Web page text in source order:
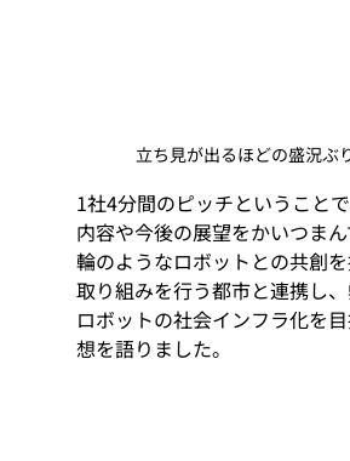
立ち見が出るほどの盛況ぶ
1社4分間のピッチということ
内容や今後の展望をかいつま
輪のようなロボットとの共創
取り組みを行う都市と連携し
ロボットの社会インフラ化を
想を語りました。